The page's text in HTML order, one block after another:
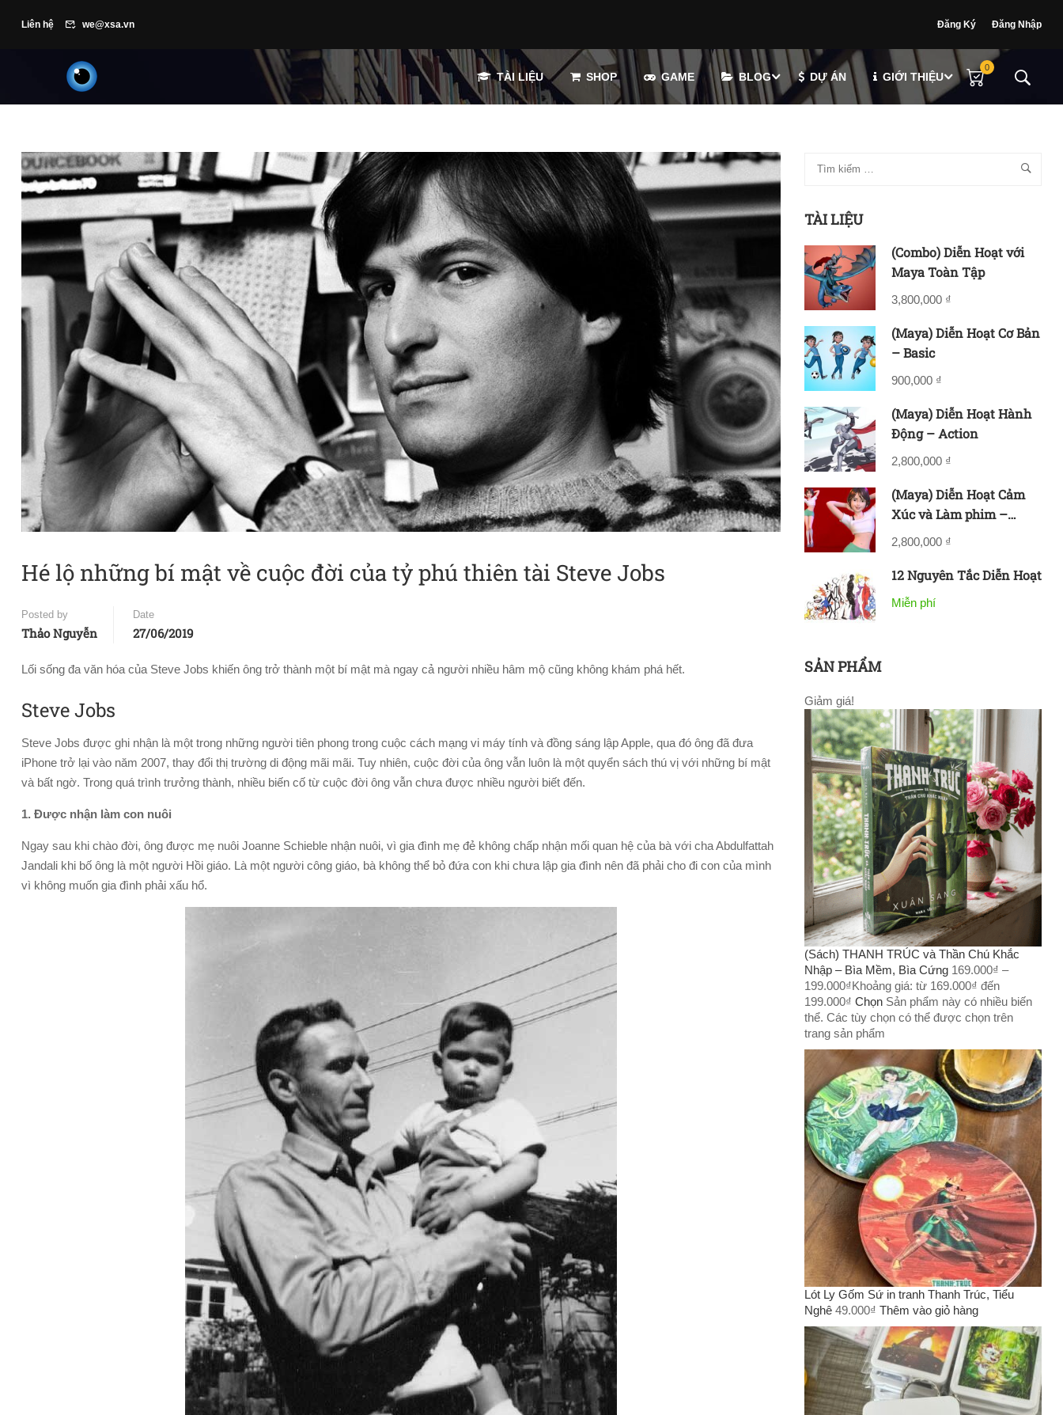
Liên hệ we@xsa.vn Đăng Ký Đăng Nhập
TÀI LIỆU SHOP GAME BLOG DỰ ÁN GIỚI THIỆU
0
Hé lộ những bí mật về cuộc đời của tỷ phú thiên tài Steve Jobs
Posted by
Thảo Nguyễn
Date
27/06/2019
Lối sống đa văn hóa của Steve Jobs khiến ông trở thành một bí mật mà ngay cả người nhiều hâm mộ cũng không khám phá hết.
Steve Jobs
Steve Jobs được ghi nhận là một trong những người tiên phong trong cuộc cách mạng vi máy tính và đồng sáng lập Apple, qua đó ông đã đưa
iPhone trở lại vào năm 2007, thay đổi thị trường di động mãi mãi. Tuy nhiên, cuộc đời của ông vẫn luôn là một quyển sách thú vị với những bí mật
và bất ngờ. Trong quá trình trưởng thành, nhiều biến cố từ cuộc đời ông vẫn chưa được nhiều người biết đến.
1. Được nhận làm con nuôi
Ngay sau khi chào đời, ông được mẹ nuôi Joanne Schieble nhận nuôi, vì gia đình mẹ đẻ không chấp nhận mối quan hệ của bà với cha Abdulfattah
Jandali khi bố ông là một người Hồi giáo. Là một người công giáo, bà không thể bỏ đứa con khi chưa lập gia đình nên đã phải cho đi con của mình
vì không muốn gia đình phải xấu hổ.
TÀI LIỆU
(Combo) Diễn Hoạt với
Maya Toàn Tập
3,800,000 ₫
(Maya) Diễn Hoạt Cơ Bản
– Basic
900,000 ₫
(Maya) Diễn Hoạt Hành
Động – Action
2,800,000 ₫
(Maya) Diễn Hoạt Cảm
Xúc và Làm phim –
Acting & Filmmaking
2,800,000 ₫
12 Nguyên Tắc Diễn Hoạt
Miễn phí
SẢN PHẨM
Giảm giá!
(Sách) THANH TRÚC và Thần Chú Khắc
Nhập – Bìa Mềm, Bìa Cứng 169.000₫ –
199.000₫Khoảng giá: từ 169.000₫ đến
199.000₫ Chọn Sản phẩm này có nhiều biến
thể. Các tùy chọn có thể được chọn trên
trang sản phẩm
Lót Ly Gốm Sứ in tranh Thanh Trúc, Tiểu
Nghê 49.000₫ Thêm vào giỏ hàng